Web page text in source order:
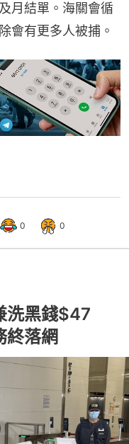
月結單。海關會循
會有更多人被捕。
0 0
洗黑錢$47
落網